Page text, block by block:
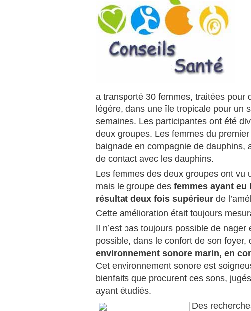
a transporté 30 femmes, traitées pour
légère, dans une île tropicale pour un
semaines. Les participantes ont été
deux groupes. Les femmes du
baignade en compagnie de dauphins,
de contact avec les dauphins.
Les femmes des deux groupes ont vu
mais le groupe des femmes ayant eu
résultat deux fois supérieur de
Cette amélioration était toujours
Il n’est pas toujours possible de
possible, dans le confort de son foyer,
environnement sonore marin, en
Cet environnement sonore est
bienfaits que procurent ces sons,
ayant étudiés.
Des